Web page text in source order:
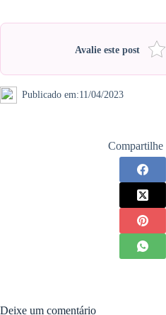
Avalie este post
Publicado em:11/04/2023
Compartilhe
Deixe um comentário